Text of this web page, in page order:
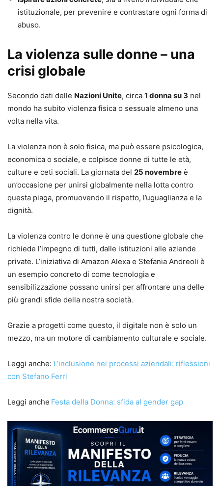
istituzionale, per prevenire e contrastare ogni forma di
abuso.
La violenza sulle donne – una
crisi globale
Secondo dati delle Nazioni Unite, circa 1 donna su 3 nel
mondo ha subito violenza fisica o sessuale almeno una
volta nella vita.
La violenza non è solo fisica, ma può essere psicologica,
economica o sociale, e colpisce donne di tutte le età,
culture e ceti sociali. La giornata del 25 novembre è
un’occasione per unirsi globalmente nella lotta contro
questa piaga, promuovendo il rispetto, l’uguaglianza e la
dignità.
La violenza contro le donne è una questione globale che
richiede l’impegno di tutti, dalle istituzioni alle aziende
private. L’iniziativa di Amazon Alexa e Stefania Andreoli è
un esempio concreto di come tecnologia e
sensibilizzazione possano unirsi per affrontare una delle
più grandi sfide della nostra società.
Grazie a progetti come questo, il digitale non è solo un
mezzo, ma un motore di cambiamento culturale e sociale.
Leggi anche: L’inclusione nei processi aziendali: riflessioni
con Stefano Ferri
Leggi anche Festa della Donna: sfida al gender gap